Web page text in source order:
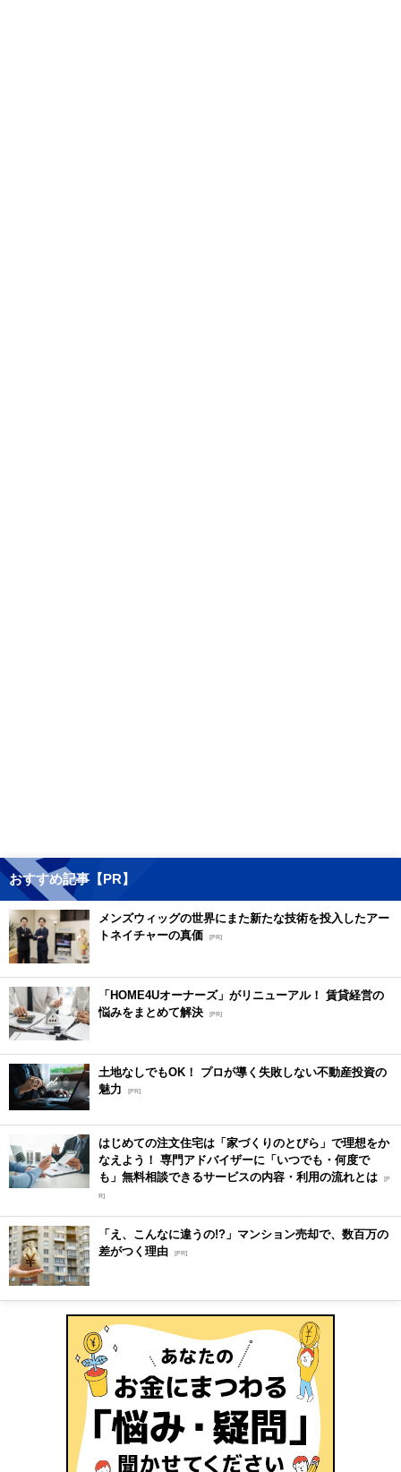
おすすめ記事【PR】
メンズウィッグの世界にまた新たな技術を投入したアー
トネイチャーの真価 [PR]
「HOME4Uオーナーズ」がリニューアル！ 賃貸経営の
悩みをまとめて解決 [PR]
土地なしでもOK！ プロが導く失敗しない不動産投資の
魅力
[PR]
はじめての注文住宅は「家づくりのとびら」で理想をか
なえよう！ 専門アドバイザーに「いつでも・何度で
も」無料相談できるサービスの内容・利用の流れとは [P
R]
「え、こんなに違うの!?」マンション売却で、数百万の
差がつく理由 [PR]